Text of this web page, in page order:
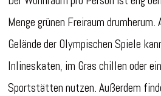
Menge grünen Freiraum
Gelände der Olympischen Spiele
Inlineskaten, im Gras chillen oder
Sportstätten nutzen. Außerdem